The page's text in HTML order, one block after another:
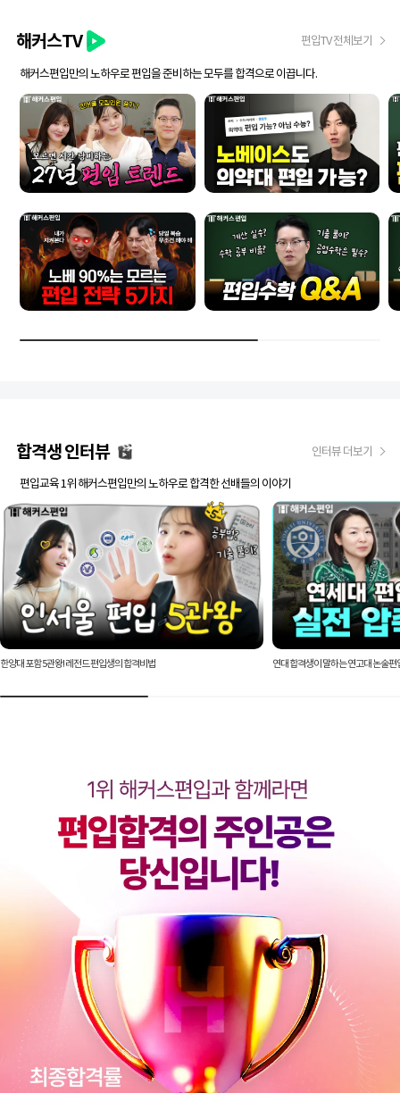
해커스TV 편입TV 전체보기
해커스편입만의 노하우로 편입을 준비하는 모두를 합격으로 이끕니다.
합격생 인터뷰 인터뷰 더보기
편입교육 1위 해커스편입만의 노하우로 합격한 선배들의 이야기
한양대 포함 5관왕! 레전드 편입생의 합격비법 연대 합격생이 말하는 연고대 논술편